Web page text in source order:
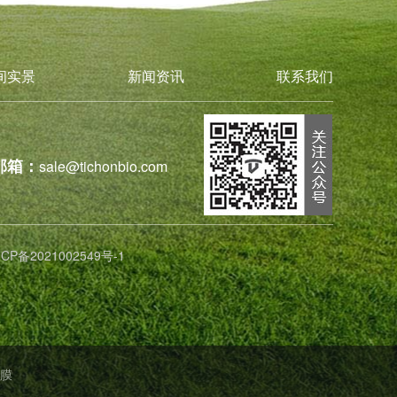
实景 新闻资讯 联系我们
箱：sale@tichonbio.com
备2021002549号-1